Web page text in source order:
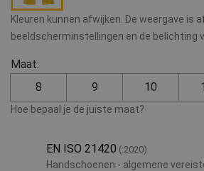
Kleuren kunnen afwijken. De weergave is
beeldscherminstellingen en de belichting
Maat:
8
9 10
Hoe bepaal je de juiste maat?
EN ISO 21420 (:2020)
Handschoenen - algemene